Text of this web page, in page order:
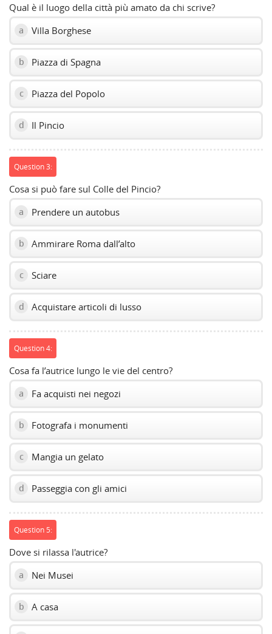
Qual è il luogo della città più amato da chi scrive?
a Villa Borghese
b Piazza di Spagna
c Piazza del Popolo
d Il Pincio
Question 3:
Cosa si può fare sul Colle del Pincio?
a Prendere un autobus
b Ammirare Roma dall’alto
c Sciare
d Acquistare articoli di lusso
Question 4:
Cosa fa l’autrice lungo le vie del centro?
a Fa acquisti nei negozi
b Fotografa i monumenti
c Mangia un gelato
d Passeggia con gli amici
Question 5:
Dove si rilassa l'autrice?
a Nei Musei
b A casa